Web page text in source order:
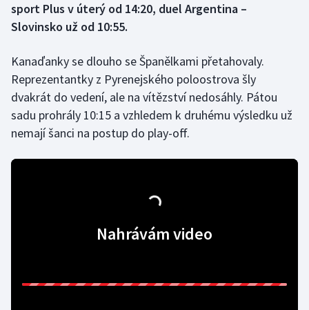
Florbal
Futsal
Golf
Gymnastika
Lezení
sport Plus v úterý od 14:20, duel Argentina –
Slovinsko už od 10:55.
Kanaďanky se dlouho se Španělkami přetahovaly.
Reprezentantky z Pyrenejského poloostrova šly
dvakrát do vedení, ale na vítězství nedosáhly. Pátou
sadu prohrály 10:15 a vzhledem k druhému výsledku už
nemají šanci na postup do play-off.
Nahrávám video